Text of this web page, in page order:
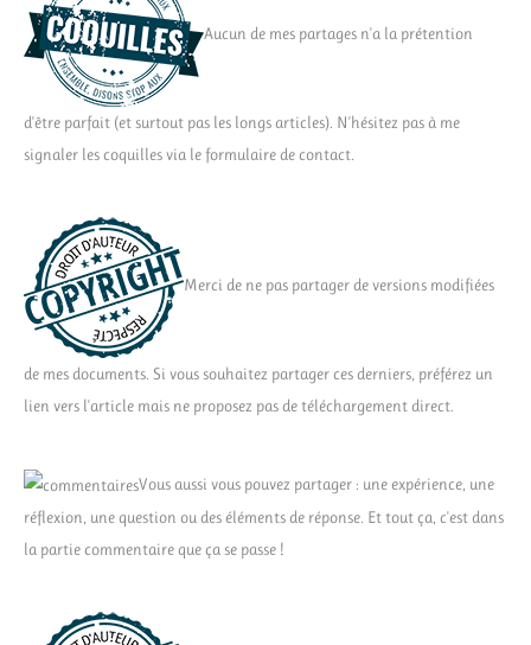
Aucun de mes partages n'a la prétention
d'être parfait (et surtout pas les longs articles). N'hésitez pas à me
signaler les coquilles via le formulaire de contact.
Merci de ne pas partager de versions modifiées
de mes documents. Si vous souhaitez partager ces derniers, préférez un
lien vers l'article mais ne proposez pas de téléchargement direct.
Vous aussi vous pouvez partager : une expérience, une
réflexion, une question ou des éléments de réponse. Et tout ça, c'est dans
la partie commentaire que ça se passe !